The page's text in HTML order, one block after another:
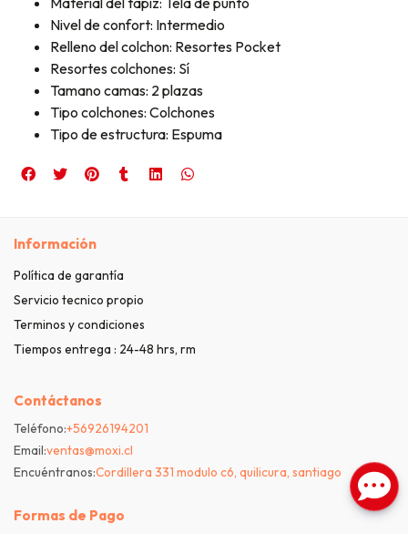
Nivel de confort: Intermedio
Relleno del colchon: Resortes Pocket
Resortes colchones: Sí
Tamano camas: 2 plazas
Tipo colchones: Colchones
Tipo de estructura: Espuma
Información
Política de garantía
Servicio tecnico propio
Terminos y condiciones
Tiempos entrega : 24-48 hrs, rm
Contáctanos
Teléfono:+56926194201
Email:ventas@moxi.cl
Encuéntranos:Cordillera 331 modulo c6, quilicura, santiago
Formas de Pago